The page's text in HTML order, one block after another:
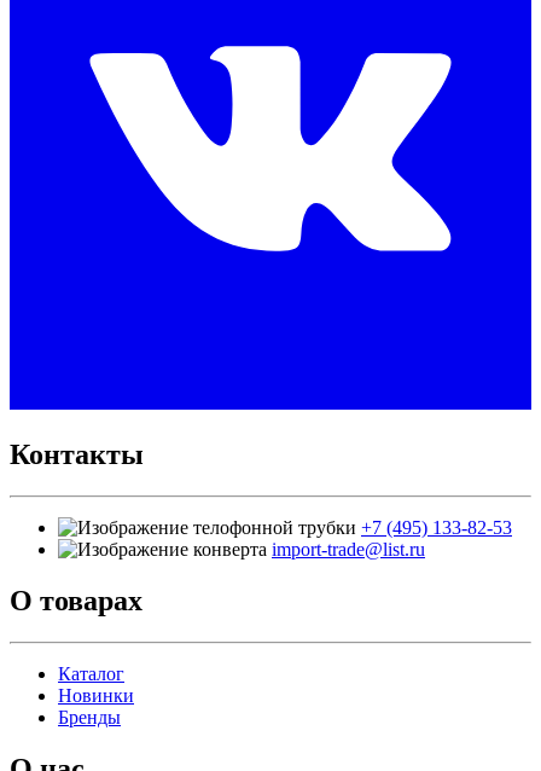
Контакты
+7 (495) 133-82-53
import-trade@list.ru
О товарах
Каталог
Новинки
Бренды